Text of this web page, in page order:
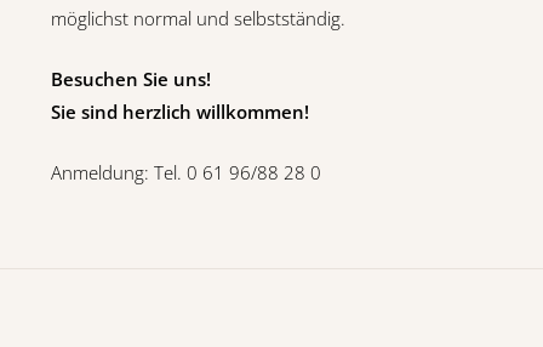
möglichst normal und selbstständig.
Besuchen Sie uns!
Sie sind herzlich willkommen!
Anmeldung: Tel. 0 61 96/88 28 0